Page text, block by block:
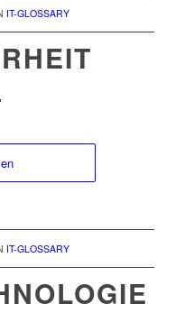
IT-GLOSSARY
IT-GLOSSARY